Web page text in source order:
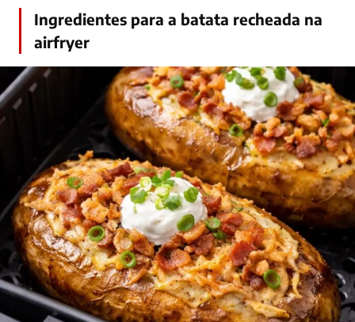
Ingredientes para a batata recheada na
airfryer